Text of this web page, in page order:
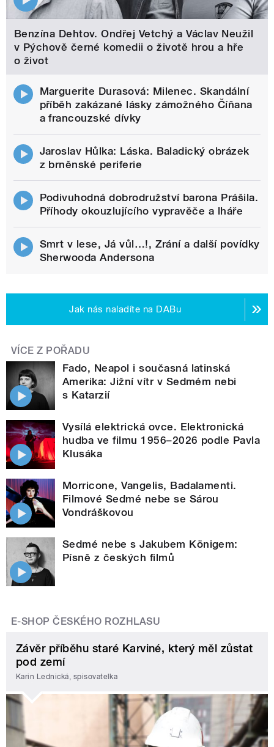
Benzína Dehtov. Ondřej Vetchý a Václav Neužil
v Pýchově černé komedii o životě hrou a hře
o život
Marguerite Durasová: Milenec. Skandální
příběh zakázané lásky zámožného Číňana
a francouzské dívky
Jaroslav Hůlka: Láska. Baladický obrázek
z brněnské periferie
Podivuhodná dobrodružství barona Prášila.
Příhody okouzlujícího vypravěče a lháře
Smrt v lese, Já vůl…!, Zrání a další povídky
Sherwooda Andersona
Jak nás naladíte na DABu
VÍCE Z POŘADU
Fado, Neapol i současná latinská
Amerika: Jižní vítr v Sedmém nebi
s Katarzií
Vysílá elektrická ovce. Elektronická
hudba ve filmu 1956–2026 podle Pavla
Klusáka
Morricone, Vangelis, Badalamenti.
Filmové Sedmé nebe se Sárou
Vondráškovou
Sedmé nebe s Jakubem Königem:
Písně z českých filmů
E-SHOP ČESKÉHO ROZHLASU
Závěr příběhu staré Karviné, který měl zůstat
pod zemí
Karin Lednická, spisovatelka